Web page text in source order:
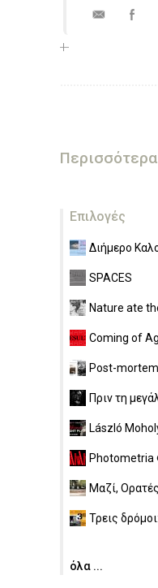
Επιλογές
Διήμερο
SPACES
Nature ate
Coming of
Post-mortem
Πριν τη
László
Photometria
Μαζί, Ορατές
Τρεις
όλα ...